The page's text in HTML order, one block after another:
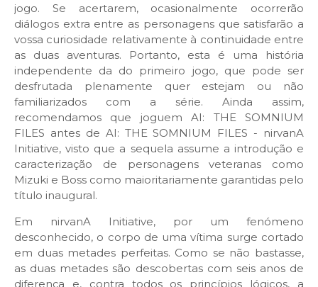
jogo. Se acertarem, ocasionalmente ocorrerão
diálogos extra entre as personagens que satisfarão a
vossa curiosidade relativamente à continuidade entre
as duas aventuras. Portanto, esta é uma história
independente da do primeiro jogo, que pode ser
desfrutada plenamente quer estejam ou não
familiarizados com a série. Ainda assim,
recomendamos que joguem AI: THE SOMNIUM
FILES antes de AI: THE SOMNIUM FILES - nirvanA
Initiative, visto que a sequela assume a introdução e
caracterização de personagens veteranas como
Mizuki e Boss como maioritariamente garantidas pelo
título inaugural.
Em nirvanA Initiative, por um fenómeno
desconhecido, o corpo de uma vítima surge cortado
em duas metades perfeitas. Como se não bastasse,
as duas metades são descobertas com seis anos de
diferença e, contra todos os princípios lógicos, a